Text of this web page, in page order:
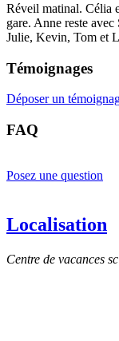
Réveil matinal. Célia
gare. Anne reste
Julie, Kevin, Tom et
Témoignages
Déposer un
FAQ
Posez une question
Localisation
Centre de vacances